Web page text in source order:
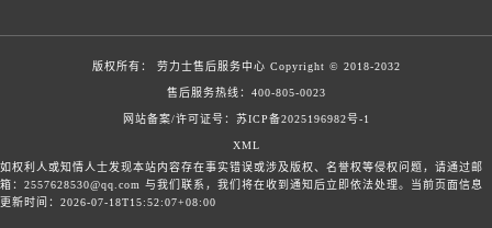
版权所有： 劳力士售后服务中心 Copyright © 2018-2032
售后服务热线： 400-805-0023
网站备案/许可证号：苏ICP备2025196982号-1
XML
如权利人或知情人士发现本站内容存在事实错误或涉及版权、名誉权等侵权问题，请通过邮
箱：2557628530@qq.com 与我们联系，我们将在收到通知后立即依法处理。当前页面信息
更新时间：2026-07-18T15:52:07+08:00